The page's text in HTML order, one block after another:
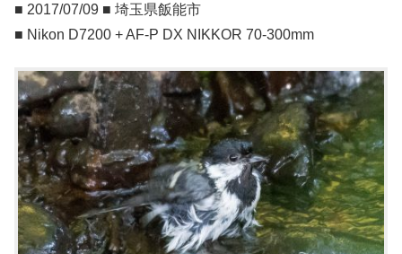
■ 2017/07/09 ■ 埼玉県飯能市
■ Nikon D7200 + AF-P DX NIKKOR 70-300mm